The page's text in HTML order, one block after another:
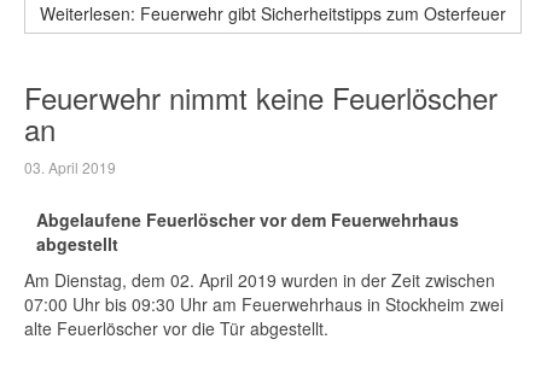
Weiterlesen: Feuerwehr gibt Sicherheitstipps zum Osterfeuer
Feuerwehr nimmt keine Feuerlöscher
an
03. April 2019
Abgelaufene Feuerlöscher vor dem Feuerwehrhaus
abgestellt
Am Dienstag, dem 02. April 2019 wurden in der Zeit zwischen
07:00 Uhr bis 09:30 Uhr am Feuerwehrhaus in Stockheim zwei
alte Feuerlöscher vor die Tür abgestellt.